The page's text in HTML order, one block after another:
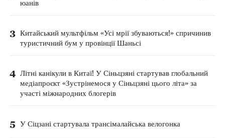
юанів
3 Китайський мультфільм «Усі мрії збуваються!» спричинив
туристичний бум у провінції Шаньсі
4 Літні канікули в Китаї! У Сіньцзяні стартував глобальний
медіапроєкт «Зустрінемося у Сіньцзяні цього літа» за
участі міжнародних блогерів
5 У Сіцзані стартувала трансімалайська велогонка